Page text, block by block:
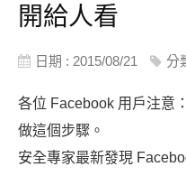
開給人看
日期 : 2015/08/21 分
各位 Facebook 用戶注意
做這個步驟。
安全專家最新發現